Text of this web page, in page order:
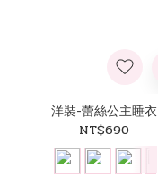
洋裝-蕾絲公主睡衣
NT$690